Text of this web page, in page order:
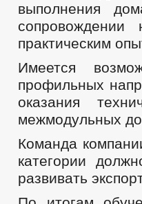
выполнения
сопровождении
практическим
Имеется
профильных
оказания
межмодульных
Команда
категории
развивать